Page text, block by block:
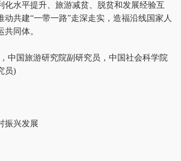
化水平提升、旅游减贫、脱贫和发展经验互
动共建“一带一路”走深走实，造福沿线国家人
同体。
国旅游研究院副研究员，中国社会科学院
员)
兴发展